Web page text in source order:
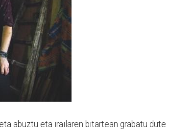
abuztu eta irailaren bitartean grabatu dute